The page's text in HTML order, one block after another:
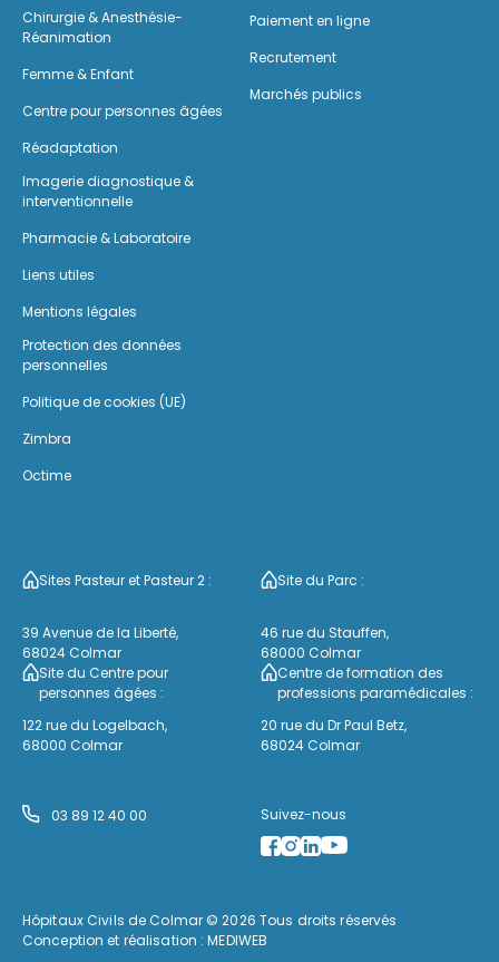
Chirurgie & Anesthésie-
Réanimation
Femme & Enfant
Centre pour personnes âgées
Réadaptation
Imagerie diagnostique &
interventionnelle
Pharmacie & Laboratoire
Paiement en ligne
Recrutement
Marchés publics
Liens utiles
Mentions légales
Protection des données
personnelles
Politique de cookies (UE)
Zimbra
Octime
03 89 12 40 00 Suivez-nous
Sites Pasteur et Pasteur 2 :
39 Avenue de la Liberté,
68024 Colmar
Site du Parc :
46 rue du Stauffen,
68000 Colmar
Site du Centre pour
personnes âgées :
122 rue du Logelbach,
68000 Colmar
Centre de formation des
professions paramédicales :
20 rue du Dr Paul Betz,
68024 Colmar
Hôpitaux Civils de Colmar © 2026 Tous droits réservés
Conception et réalisation :MEDIWEB